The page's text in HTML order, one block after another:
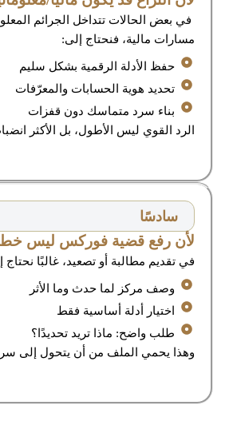
في بعض الحالات تتداخل الجرائم
مسارات مالية، فنحتاج إلى:
حفظ الأدلة الرقمية بشكل سليم
تحديد هوية الحسابات والمعرّفات
بناء سرد متماسك دون قفزات
الرد القوي ليس الأطول، بل الأكثر
سادسًا
لأن رفع قضية فوركس ليس
في تقديم مطالبة أو تصعيد، غالبًا نحتاج
وصف مركز لما حدث وما الأثر
اختيار أدلة أساسية فقط
طلب واضح: ماذا تريد تحديدًا؟
وهذا يحمي الملف من أن يتحول إلى